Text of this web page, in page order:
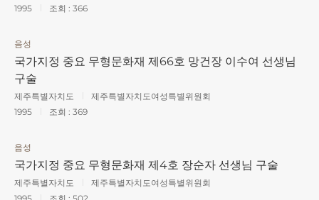
1995
조회 : 366
음성
국가지정 중요 무형문화재 제66호 망건장 이수여 선생님
구술
제주특별자치도
제주특별자치도여성특별위원회
1995
조회 : 369
음성
국가지정 중요 무형문화재 제4호 장순자 선생님 구술
제주특별자치도
제주특별자치도여성특별위원회